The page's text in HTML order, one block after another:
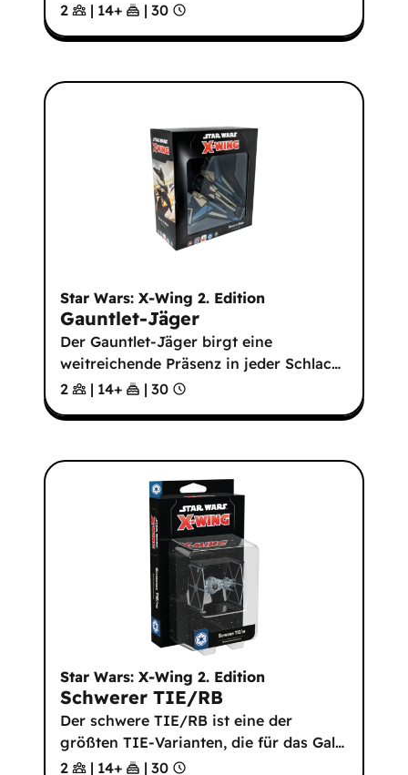
2 | 14+ | 30
Star Wars: X-Wing 2. Edition
Gauntlet-Jäger
Der Gauntlet-Jäger birgt eine
weitreichende Präsenz in jeder Schlac…
2
| 14+ | 30
Star Wars: X-Wing 2. Edition
Schwerer TIE/RB
Der schwere TIE/RB ist eine der
größten TIE-Varianten, die für das Gal…
2
| 14+ | 30